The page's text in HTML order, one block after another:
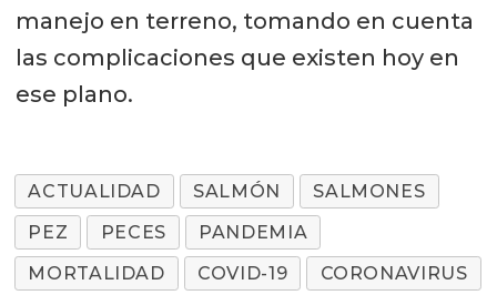
manejo en terreno, tomando en cuenta
las complicaciones que existen hoy en
ese plano.
ACTUALIDAD SALMÓN
SALMONES
PEZ
PECES
PANDEMIA
MORTALIDAD
COVID-19
CORONAVIRUS